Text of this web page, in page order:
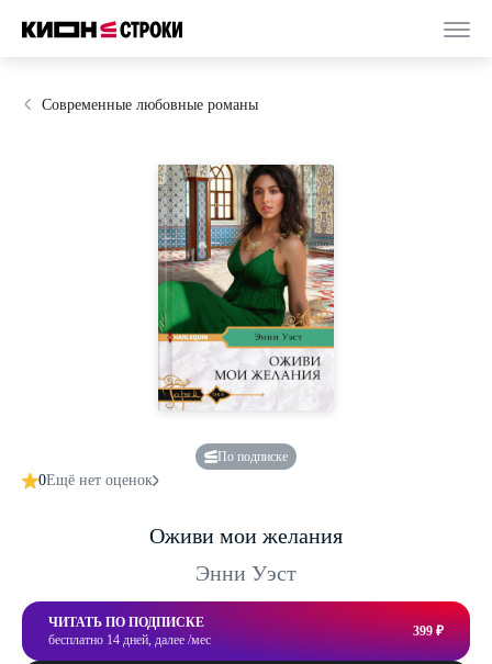
Современные любовные романы
По подписке
0Ещё нет оценок
Оживи мои желания
Энни Уэст
ЧИТАТЬ ПО ПОДПИСКЕ
бесплатно 14 дней, далее /мес
399 ₽